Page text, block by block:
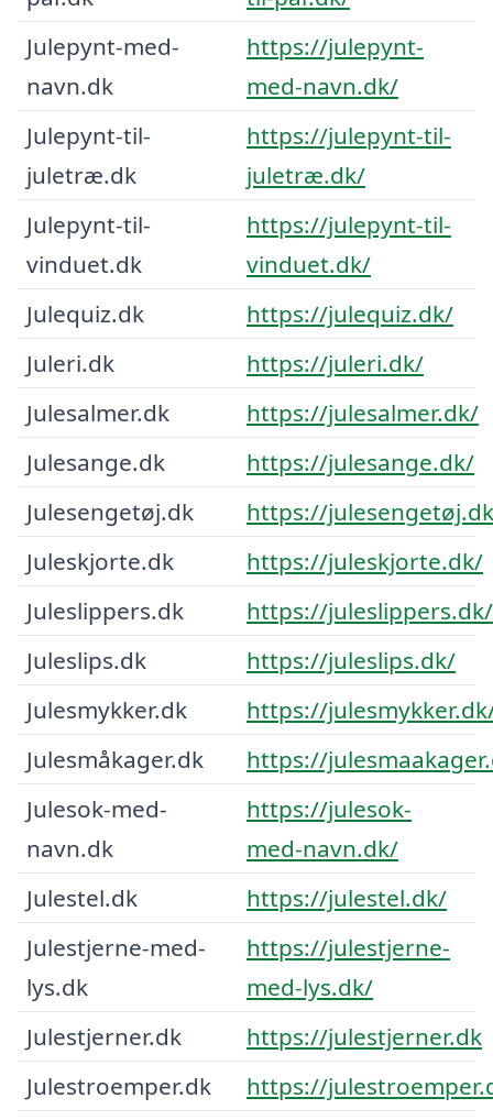
Julepynt-med-
navn.dk
https://julepynt-
med-navn.dk/
Julepynt-til-
juletræ.dk
https://julepynt-til-
juletræ.dk/
Julepynt-til-
vinduet.dk
https://julepynt-til-
vinduet.dk/
Julequiz.dk
https://julequiz.dk/
Juleri.dk
https://juleri.dk/
Julesalmer.dk
https://julesalmer.dk/
Julesange.dk
https://julesange.dk/
Julesengetøj.dk
https://
Juleskjorte.dk
https://juleskjorte.dk/
Juleslippers.dk
https://juleslippers.dk/
Juleslips.dk
https://juleslips.dk/
Julesmykker.dk
https://
Julesmåkager.dk
https://
Julesok-med-
navn.dk
https://julesok-
med-navn.dk/
Julestel.dk
https://julestel.dk/
Julestjerne-med-
lys.dk
https://julestjerne-
med-lys.dk/
Julestjerner.dk
https://julestjerner.dk
Julestroemper.dk
https://